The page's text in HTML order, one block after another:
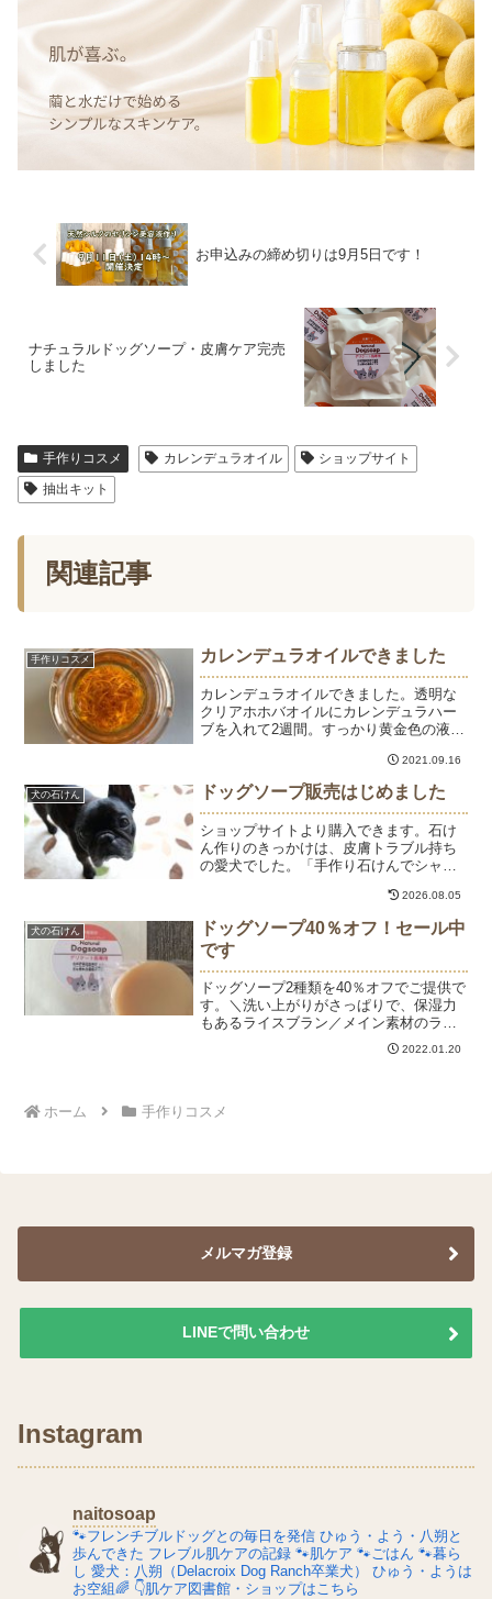
お申込みの締め切りは9月5日です！
ナチュラルドッグソープ・皮膚ケア完売
しました
手作りコスメ カレンデュラオイル
ショップサイト
抽出キット
関連記事
手作りコスメ カレンデュラオイルできました
カレンデュラオイルできました。透明な
クリアホホバオイルにカレンデュラハー
ブを入れて2週間。すっかり黄金色の液体
修復を助けるハーブです。漬け込んだク
リアホホバオイルも保湿、抗炎症、皮膚
を柔らかくする作用があ...
2021.09.16
犬の石けん ドッグソープ販売はじめました
ショップサイトより購入できます。石け
ん作りのきっかけは、皮膚トラブル持ち
の愛犬でした。「手作り石けんでシャン
改善した」と聞いて石けんなんて作れる
の？？？？から始まって、作り方を調べ
たら案外簡単にできそうで...
2026.08.05
犬の石けん
ドッグソープ40％オフ！セール中
です
ドッグソープ2種類を40％オフでご提供で
す。＼洗い上がりがさっぱりで、保湿力
もあるライスブラン／メイン素材のライ
スブランオイル（米ぬか油）は人の洗顔
石けんとしても人気で、潤いを残しつつ
2022.01.20
ホーム 手作りコスメ
メルマガ登録
LINEで問い合わせ
Instagram
naitosoap
🐾フレンチブルドッグとの毎日を発信 ひゅう・よう・八朔と
歩んできた フレブル肌ケアの記録 🐾肌ケア 🐾ごはん 🐾暮ら
し 愛犬：八朔（Delacroix Dog Ranch卒業犬）
ひゅう・ようは
お空組🌈 👇肌ケア図書館・ショップはこちら